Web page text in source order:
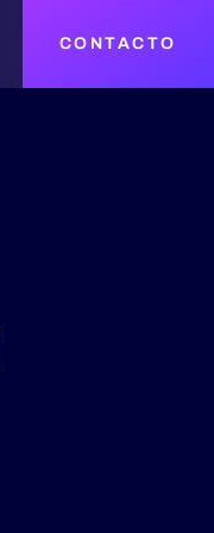
CONTACTO